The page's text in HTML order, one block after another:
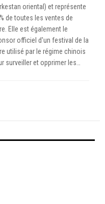
oriental) et représente
de toutes les ventes de
Elle est également le
officiel d'un festival de la
utilisé par le régime chinois
surveiller et opprimer les…